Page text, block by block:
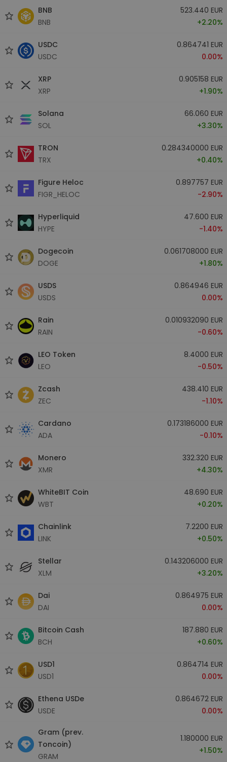
BNB
BNB
523.440 EUR
+2.20%
USDC
USDC
0.864741 EUR
0.00%
XRP
XRP
0.905158 EUR
+1.90%
Solana
SOL
66.060 EUR
+3.30%
TRON
TRX
0.284340000 EUR
+0.40%
Figure Heloc
FIGR_HELOC
0.897757 EUR
-2.90%
Hyperliquid
HYPE
47.600 EUR
-1.40%
Dogecoin
DOGE
0.061708000 EUR
+1.80%
USDS
USDS
0.864946 EUR
0.00%
Rain
RAIN
0.010932090 EUR
-0.60%
LEO Token
LEO
8.4000 EUR
-0.50%
Zcash
ZEC
438.410 EUR
-1.10%
Cardano
ADA
0.173186000 EUR
-0.10%
Monero
XMR
332.320 EUR
+4.30%
WhiteBIT Coin
WBT
48.690 EUR
+0.20%
Chainlink
LINK
7.2200 EUR
+0.50%
Stellar
XLM
0.143206000 EUR
+3.20%
Dai
DAI
0.864975 EUR
0.00%
Bitcoin Cash
BCH
187.880 EUR
+0.60%
USD1
USD1
0.864714 EUR
0.00%
Ethena USDe
USDE
0.864672 EUR
0.00%
Gram (prev.
Toncoin)
GRAM
1.180000 EUR
+1.50%